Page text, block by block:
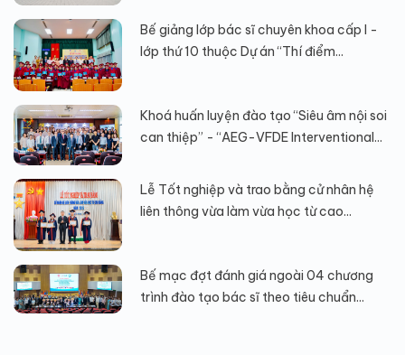
Bế giảng lớp bác sĩ chuyên khoa cấp I -
lớp thứ 10 thuộc Dự án “Thí điểm...
Khoá huấn luyện đào tạo “Siêu âm nội soi
can thiệp” - “AEG-VFDE Interventional...
Lễ Tốt nghiệp và trao bằng cử nhân hệ
liên thông vừa làm vừa học từ cao...
Bế mạc đợt đánh giá ngoài 04 chương
trình đào tạo bác sĩ theo tiêu chuẩn...